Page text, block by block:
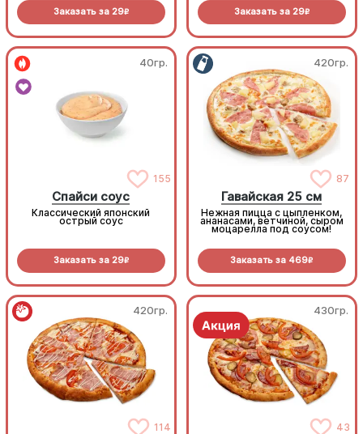
Заказать за 29R Заказать за 29R
40гр.
155
Спайси соус
Классический японский
острый соус
Заказать за 29R
420гр.
87
Гавайская 25 см
Нежная пицца с цыпленком,
ананасами, ветчиной, сыром
моцарелла под соусом!
Заказать за 469R
420гр.
114
430гр.
43